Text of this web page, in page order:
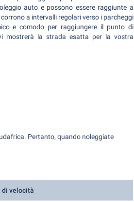
auto e possono essere raggiunte a
a intervalli regolari verso i parcheggi
e comodo per raggiungere il punto di
mostrerà la strada esatta per la vostra
Pertanto, quando noleggiate
di velocità